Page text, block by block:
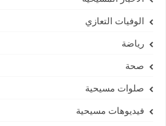
الوفيات التعازي
رياضة
صحة
صلوات مسيحية
فيديوهات مسيحية